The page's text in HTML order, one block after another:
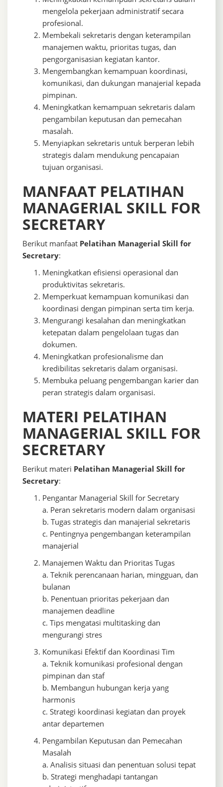
mengelola pekerjaan administratif secara
profesional.
Membekali sekretaris dengan keterampilan
manajemen waktu, prioritas tugas, dan
pengorganisasian kegiatan kantor.
Mengembangkan kemampuan koordinasi,
komunikasi, dan dukungan manajerial kepada
pimpinan.
Meningkatkan kemampuan sekretaris dalam
pengambilan keputusan dan pemecahan
masalah.
Menyiapkan sekretaris untuk berperan lebih
strategis dalam mendukung pencapaian
tujuan organisasi.
MANFAAT PELATIHAN
MANAGERIAL SKILL FOR
SECRETARY
Berikut manfaat Pelatihan Managerial Skill for
Secretary:
Meningkatkan efisiensi operasional dan
produktivitas sekretaris.
Memperkuat kemampuan komunikasi dan
koordinasi dengan pimpinan serta tim kerja.
Mengurangi kesalahan dan meningkatkan
ketepatan dalam pengelolaan tugas dan
dokumen.
Meningkatkan profesionalisme dan
kredibilitas sekretaris dalam organisasi.
Membuka peluang pengembangan karier dan
peran strategis dalam organisasi.
MATERI PELATIHAN
MANAGERIAL SKILL FOR
SECRETARY
Berikut materi Pelatihan Managerial Skill for
Secretary:
Pengantar Managerial Skill for Secretary
a. Peran sekretaris modern dalam organisasi
b. Tugas strategis dan manajerial sekretaris
c. Pentingnya pengembangan keterampilan
manajerial
Manajemen Waktu dan Prioritas Tugas
a. Teknik perencanaan harian, mingguan, dan
bulanan
b. Penentuan prioritas pekerjaan dan
manajemen deadline
c. Tips mengatasi multitasking dan
mengurangi stres
Komunikasi Efektif dan Koordinasi Tim
a. Teknik komunikasi profesional dengan
pimpinan dan staf
b. Membangun hubungan kerja yang
harmonis
c. Strategi koordinasi kegiatan dan proyek
antar departemen
Pengambilan Keputusan dan Pemecahan
Masalah
a. Analisis situasi dan penentuan solusi tepat
b. Strategi menghadapi tantangan